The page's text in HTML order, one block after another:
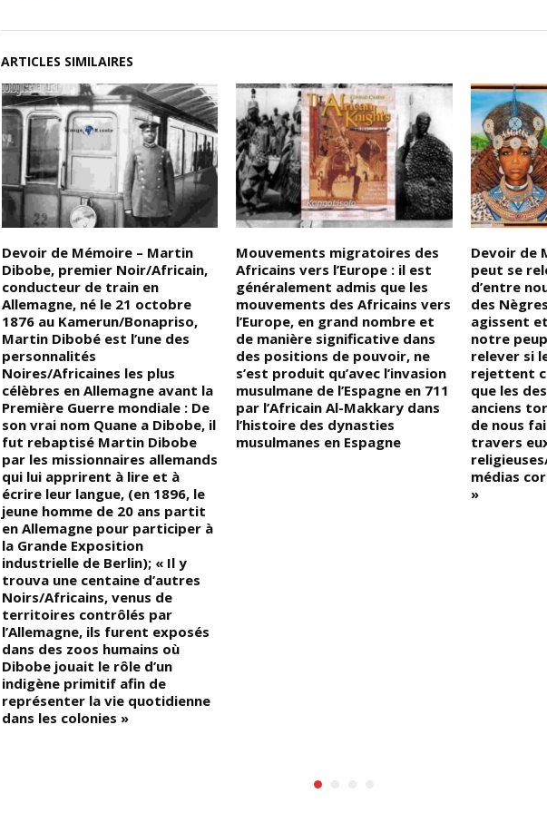
ARTICLES SIMILAIRES
Devoir de Mémoire – Martin
Dibobe, premier Noir/Africain,
conducteur de train en
Allemagne, né le 21 octobre
1876 au Kamerun/Bonapriso,
Martin Dibobé est l’une des
personnalités
Noires/Africaines les plus
célèbres en Allemagne avant la
Première Guerre mondiale : De
son vrai nom Quane a Dibobe, il
fut rebaptisé Martin Dibobe
par les missionnaires allemands
qui lui apprirent à lire et à
écrire leur langue, (en 1896, le
jeune homme de 20 ans partit
en Allemagne pour participer à
la Grande Exposition
industrielle de Berlin); « Il y
trouva une centaine d’autres
Noirs/Africains, venus de
territoires contrôlés par
l’Allemagne, ils furent exposés
dans des zoos humains où
Dibobe jouait le rôle d’un
indigène primitif afin de
représenter la vie quotidienne
dans les colonies »
Mouvements migratoires des
Africains vers l’Europe : il est
généralement admis que les
mouvements des Africains vers
l’Europe, en grand nombre et
de manière significative dans
des positions de pouvoir, ne
s’est produit qu’avec l’invasion
musulmane de l’Espagne en 711
par l’Africain Al-Makkary dans
l’histoire des dynasties
musulmanes en Espagne
Devoir de
peut se
d’entre
des
agissent
notre
relever si
rejettent
que les
anciens
de nous
travers
médias
»